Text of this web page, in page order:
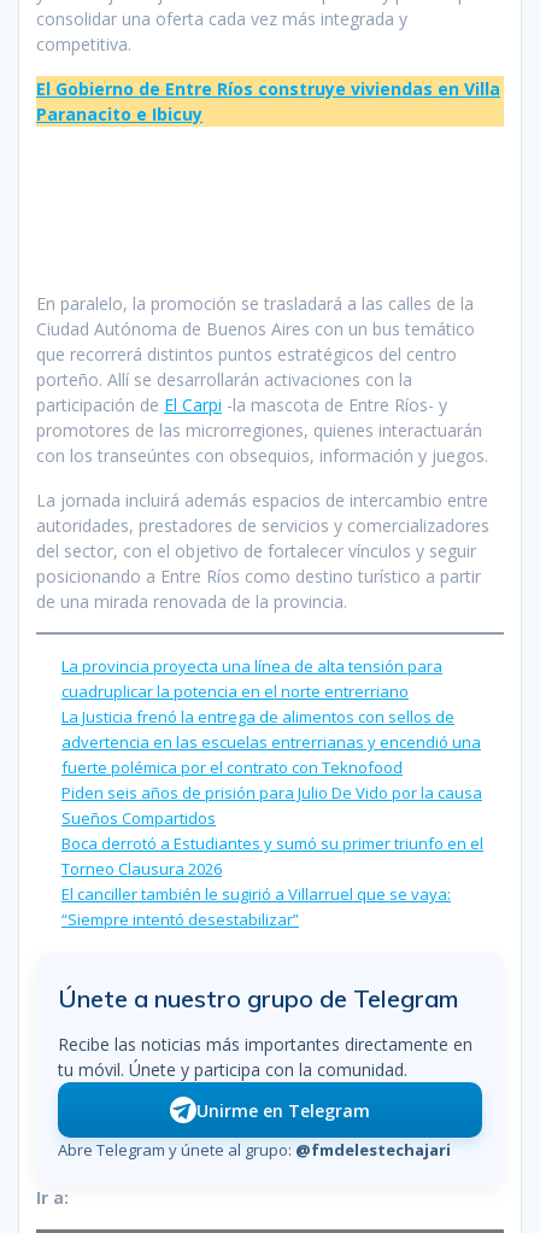
consolidar una oferta cada vez más integrada y
competitiva.
El Gobierno de Entre Ríos construye viviendas en Villa
Paranacito e Ibicuy
En paralelo, la promoción se trasladará a las calles de la
Ciudad Autónoma de Buenos Aires con un bus temático
que recorrerá distintos puntos estratégicos del centro
porteño. Allí se desarrollarán activaciones con la
participación de El Carpi -la mascota de Entre Ríos- y
promotores de las microrregiones, quienes interactuarán
con los transeúntes con obsequios, información y juegos.
La jornada incluirá además espacios de intercambio entre
autoridades, prestadores de servicios y comercializadores
del sector, con el objetivo de fortalecer vínculos y seguir
posicionando a Entre Ríos como destino turístico a partir
de una mirada renovada de la provincia.
La provincia proyecta una línea de alta tensión para
cuadruplicar la potencia en el norte entrerriano
La Justicia frenó la entrega de alimentos con sellos de
advertencia en las escuelas entrerrianas y encendió una
fuerte polémica por el contrato con Teknofood
Piden seis años de prisión para Julio De Vido por la causa
Sueños Compartidos
Boca derrotó a Estudiantes y sumó su primer triunfo en el
Torneo Clausura 2026
El canciller también le sugirió a Villarruel que se vaya:
“Siempre intentó desestabilizar”
Únete a nuestro grupo de Telegram
Recibe las noticias más importantes directamente en
tu móvil. Únete y participa con la comunidad.
Unirme en Telegram
Abre Telegram y únete al grupo: @fmdelestechajari
Ir a: